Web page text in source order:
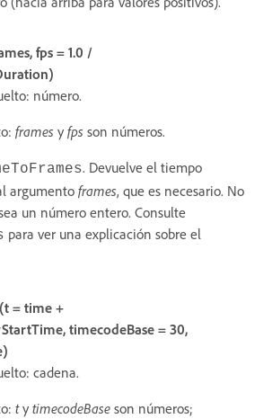
fps = 1.0 /
número.
frames y fps son números.
. Devuelve el tiempo
argumentoframes, que es necesario. No
un número entero. Consulte
para ver una explicación sobre el
= time +
timecodeBase = 30,
cadena.
ty timecodeBase son números;